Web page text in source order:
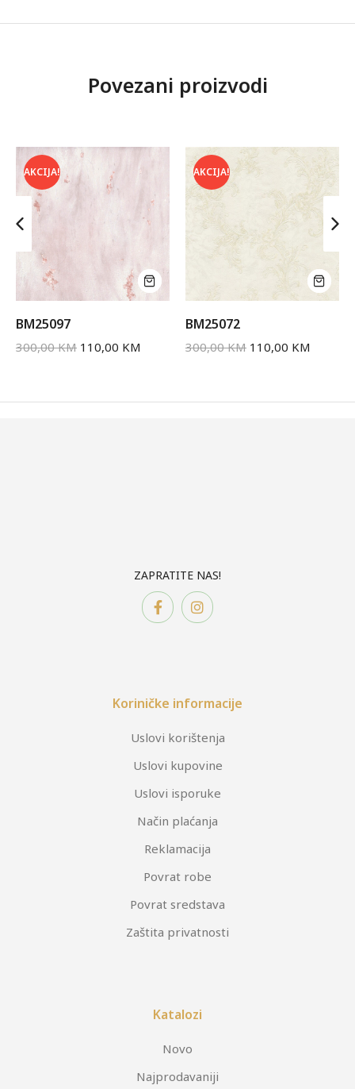
Povezani proizvodi
AKCIJA!
BM25097
300,00KM 110,00 KM
AKCIJA!
BM25072
300,00KM 110,00 KM
ZAPRATITE NAS!
Koriničke informacije
Uslovi korištenja
Uslovi kupovine
Uslovi isporuke
Način plaćanja
Reklamacija
Povrat robe
Povrat sredstava
Zaštita privatnosti
Katalozi
Novo
Najprodavaniji